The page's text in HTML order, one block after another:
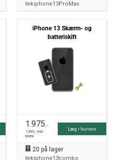
tekiphone13ProMax
iPhone 13 Skærm- og
batteriskift
1.975,-
1.580,- excl.
moms
Læg i kurven
20 på lager
tekiphone13combo